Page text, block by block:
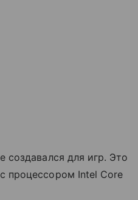
создавался для игр. Это
процессором Intel Core